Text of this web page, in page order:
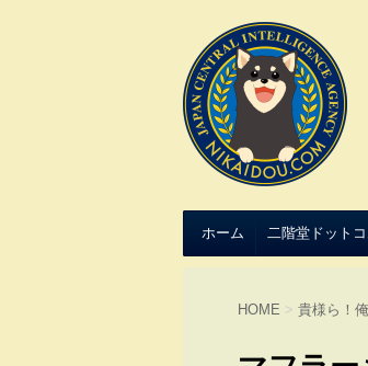
ホーム 二階堂ドット
HOME > 貴様ら！